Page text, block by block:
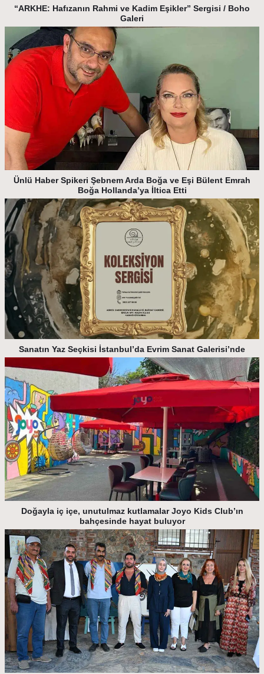
“ARKHE: Hafızanın Rahmi ve Kadim Eşikler” Sergisi / Boho
Galeri
Ünlü Haber Spikeri Şebnem Arda Boğa ve Eşi Bülent Emrah
Boğa Hollanda’ya İltica Etti
Sanatın Yaz Seçkisi İstanbul’da Evrim Sanat Galerisi’nde
Doğayla iç içe, unutulmaz kutlamalar Joyo Kids Club’ın
bahçesinde hayat buluyor